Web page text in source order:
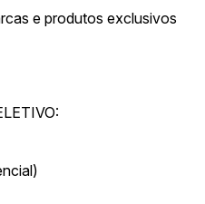
e produtos exclusivos